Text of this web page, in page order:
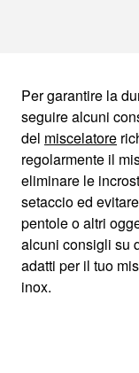
Per garantire la
seguire alcuni
del miscelatore
regolarmente il
eliminare le
setaccio ed
pentole o altri
alcuni consigli su
adatti per il tuo
inox.